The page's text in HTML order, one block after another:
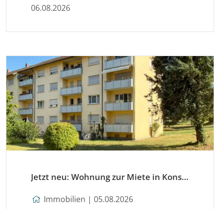
06.08.2026
Jetzt neu: Wohnung zur Miete in Konstanz
Immobilien | 05.08.2026